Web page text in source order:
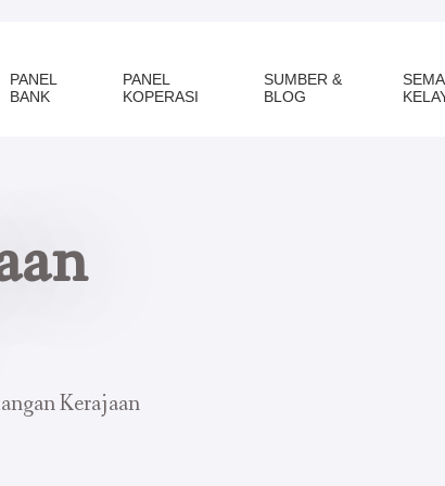
PANEL
BANK
PANEL
KOPERASI
SUMBER &
BLOG
Kerajaan